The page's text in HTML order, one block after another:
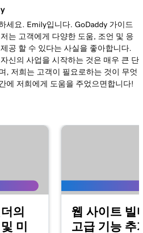
팅에 내 온라인 스토어 추가
세요. Emily입니다. GoDaddy 가이드
저는 고객에게 다양한 도움, 조언 및 응
공 할 수 있다는 사실을 좋아합니다.
신의 사업을 시작하는 것은 매우 큰 단
, 저희는 고객이 필요로하는 것이 무엇
에 저희에게 도움을 주었으면합니다!
의
미
웹 사이트 빌
고급 기능 추